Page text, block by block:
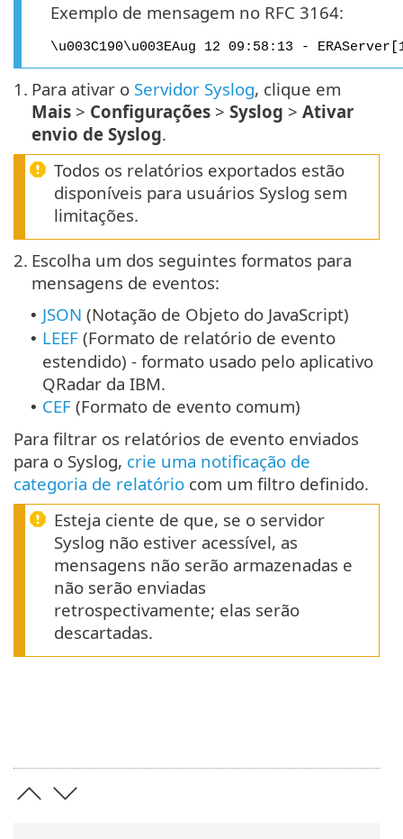
Exemplo de mensagem no RFC 3164:
\u003C190\u003EAug 12 09:58:13 -
1. Para ativar o Servidor Syslog, clique em
Mais > Configurações > Syslog > Ativar
envio de Syslog.
Todos os relatórios exportados estão
disponíveis para usuários Syslog sem
limitações.
2. Escolha um dos seguintes formatos para
mensagens de eventos:
• JSON (Notação de Objeto do JavaScript)
• LEEF (Formato de relatório de evento
estendido) - formato usado pelo aplicativo
QRadar da IBM.
• CEF (Formato de evento comum)
Para filtrar os relatórios de evento enviados
para o Syslog, crie uma notificação de
categoria de relatório com um filtro definido.
Esteja ciente de que, se o servidor
Syslog não estiver acessível, as
mensagens não serão armazenadas e
não serão enviadas
retrospectivamente; elas serão
descartadas.